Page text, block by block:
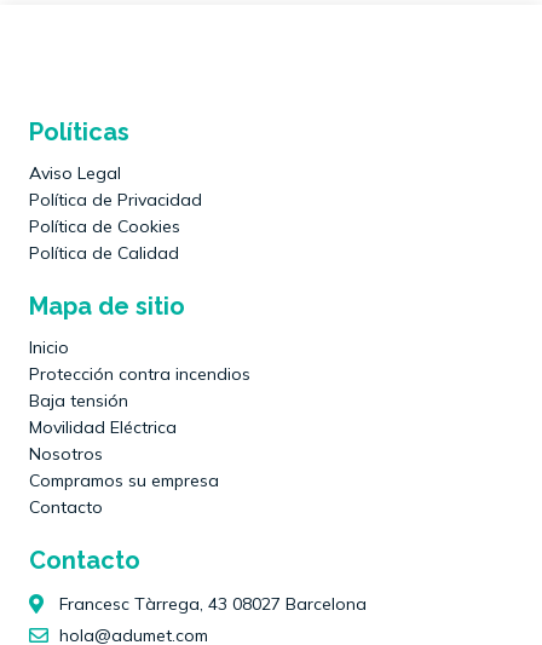
Políticas
Aviso Legal
Política de Privacidad
Política de Cookies
Política de Calidad
Mapa de sitio
Inicio
Protección contra incendios
Baja tensión
Movilidad Eléctrica
Nosotros
Compramos su empresa
Contacto
Contacto
Francesc Tàrrega, 43 08027 Barcelona
hola@adumet.com